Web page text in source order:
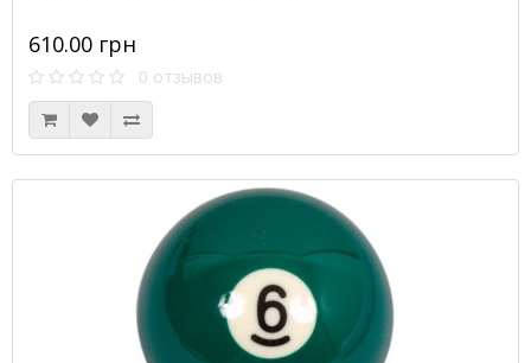
610.00 грн
0 отзывов